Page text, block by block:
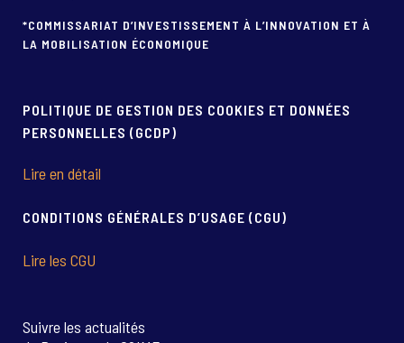
*COMMISSARIAT D’INVESTISSEMENT À L’INNOVATION ET À
LA MOBILISATION ÉCONOMIQUE
POLITIQUE DE GESTION DES COOKIES ET DONNÉES
PERSONNELLES (GCDP)
Lire en détail
CONDITIONS GÉNÉRALES D’USAGE (CGU)
Lire les CGU
Suivre les actualités